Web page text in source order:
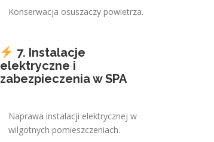
Konserwacja osuszaczy powietrza.
7. Instalacje
elektryczne i
zabezpieczenia w SPA
Naprawa instalacji elektrycznej w
wilgotnych pomieszczeniach.